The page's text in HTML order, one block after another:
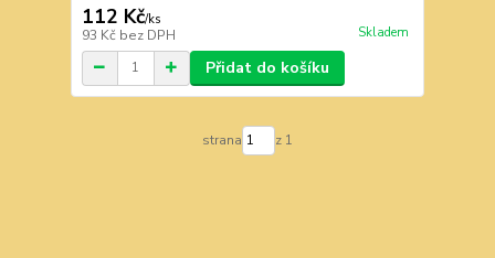
112 Kč/ks
93 Kč bez DPH Skladem
Přidat do košíku
strana z 1